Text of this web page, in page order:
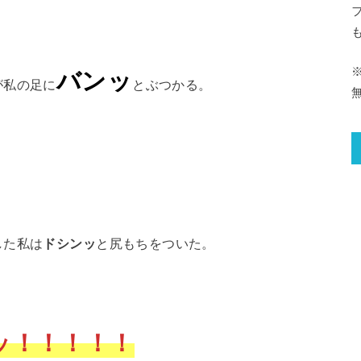
私の足にバンッ とぶつかる。
私は ドシンッ と尻もちをついた。
！！！！！